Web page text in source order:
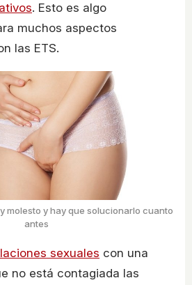
. Esto es algo
muchos aspectos
las ETS.
molesto y hay que solucionarlo cuanto
antes
sexuales con una
no está contagiada las